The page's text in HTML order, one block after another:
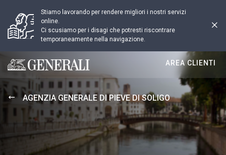
Stiamo lavorando per rendere migliori i nostri servizi
online.
Ci scusiamo per i disagi che potresti riscontrare
temporaneamente nella navigazione.
Generali logo
AREA CLIENTI
AGENZIA GENERALE DI PIEVE DI SOLIGO